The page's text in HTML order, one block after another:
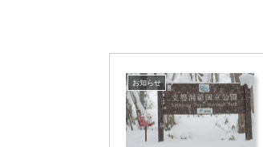
お知らせ